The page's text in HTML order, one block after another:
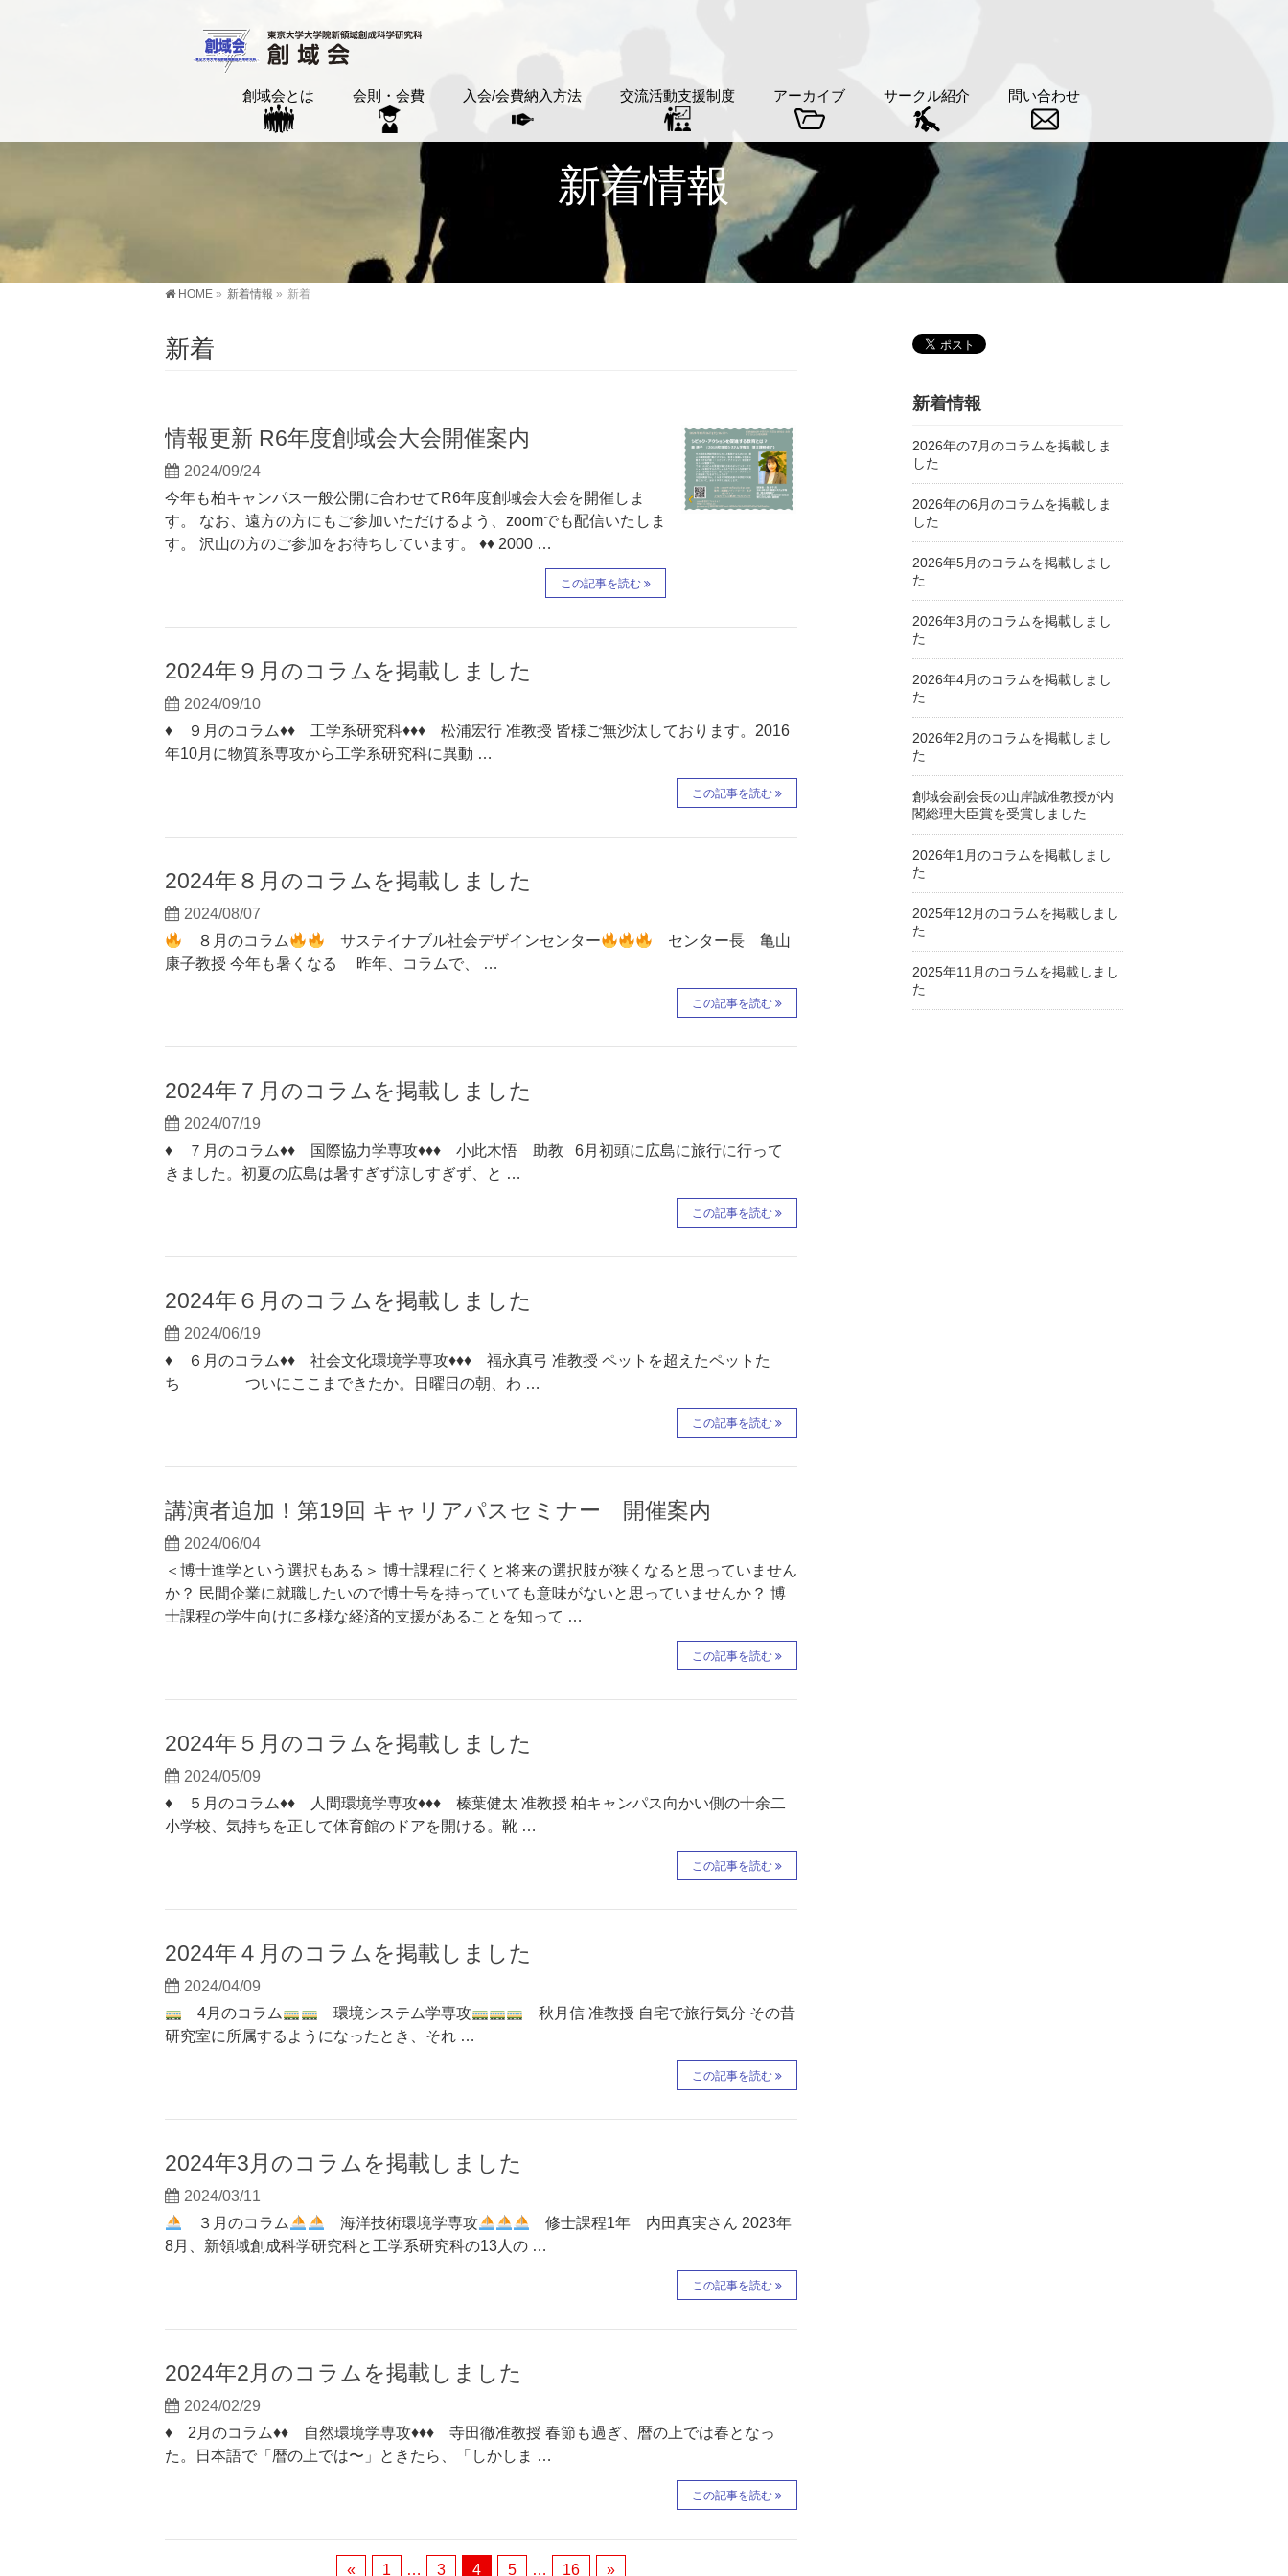
創域会とは 会則・会費 入会/会費納入方法 交流活動支援制度 アーカイブ サークル紹介 問い合わせ
新着情報
HOME » 新着情報 » 新着
新着
情報更新 R6年度創域会大会開催案内
2024/09/24
今年も柏キャンパス一般公開に合わせてR6年度創域会大会を開催しま
す。 なお、遠方の方にもご参加いただけるよう、zoomでも配信いたしま
す。 沢山の方のご参加をお待ちしています。 ♦♦ 2000 …
この記事を読む
2024年９月のコラムを掲載しました
2024/09/10
♦ ９月のコラム♦♦ 工学系研究科♦♦♦ 松浦宏行 准教授 皆様ご無沙汰しております。2016
年10月に物質系専攻から工学系研究科に異動 …
この記事を読む
2024年８月のコラムを掲載しました
2024/08/07
８月のコラム
サステイナブル社会デザインセンター
センター長 亀山
康子教授 今年も暑くなる 昨年、コラムで、 …
この記事を読む
2024年７月のコラムを掲載しました
2024/07/19
♦ ７月のコラム♦♦ 国際協力学専攻♦♦♦ 小此木悟 助教 6月初頭に広島に旅行に行って
きました。初夏の広島は暑すぎず涼しすぎず、と …
この記事を読む
2024年６月のコラムを掲載しました
2024/06/19
♦ ６月のコラム♦♦ 社会文化環境学専攻♦♦♦ 福永真弓 准教授 ペットを超えたペットた
ち ついにここまできたか。日曜日の朝、わ …
この記事を読む
講演者追加！第19回 キャリアパスセミナー 開催案内
2024/06/04
＜博士進学という選択もある＞ 博士課程に行くと将来の選択肢が狭くなると思っていません
か？ 民間企業に就職したいので博士号を持っていても意味がないと思っていませんか？ 博
士課程の学生向けに多様な経済的支援があることを知って …
この記事を読む
2024年５月のコラムを掲載しました
2024/05/09
♦ ５月のコラム♦♦ 人間環境学専攻♦♦♦ 榛葉健太 准教授 柏キャンパス向かい側の十余二
小学校、気持ちを正して体育館のドアを開ける。靴 …
この記事を読む
2024年４月のコラムを掲載しました
2024/04/09
4月のコラム
環境システム学専攻
秋月信 准教授 自宅で旅行気分 その昔
研究室に所属するようになったとき、それ …
この記事を読む
2024年3月のコラムを掲載しました
2024/03/11
３月のコラム
海洋技術環境学専攻
修士課程1年 内田真実さん 2023年
8月、新領域創成科学研究科と工学系研究科の13人の …
この記事を読む
2024年2月のコラムを掲載しました
2024/02/29
♦ 2月のコラム♦♦ 自然環境学専攻♦♦♦ 寺田徹准教授 春節も過ぎ、暦の上では春となっ
た。日本語で「暦の上では〜」ときたら、「しかしま …
この記事を読む
« 1 … 3 4 5 … 16 »
新着情報
2026年の7月のコラムを掲載しま
した
2026年の6月のコラムを掲載しま
した
2026年5月のコラムを掲載しまし
た
2026年3月のコラムを掲載しまし
た
2026年4月のコラムを掲載しまし
た
2026年2月のコラムを掲載しまし
た
創域会副会長の山岸誠准教授が内
閣総理大臣賞を受賞しました
2026年1月のコラムを掲載しまし
た
2025年12月のコラムを掲載しまし
た
2025年11月のコラムを掲載しまし
た